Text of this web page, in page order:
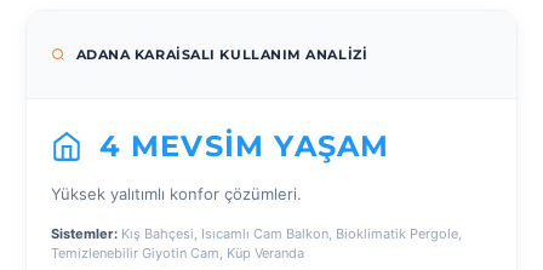
ADANA KARAISALI KULLANIM ANALIZI
4 MEVSIM YAŞAM
Yüksek yalıtımlı konfor çözümleri.
Sistemler: Kış Bahçesi, Isıcamlı Cam Balkon, Bioklimatik Pergole,
Temizlenebilir Giyotin Cam, Küp Veranda